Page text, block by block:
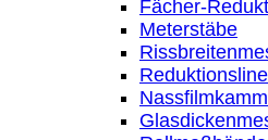
Fächer-
Meterstäbe